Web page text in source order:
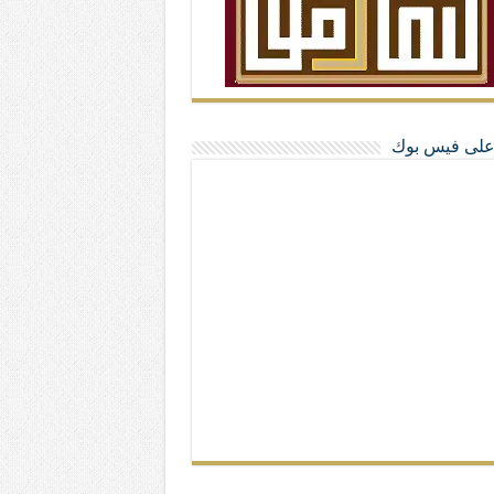
على فيس بوك